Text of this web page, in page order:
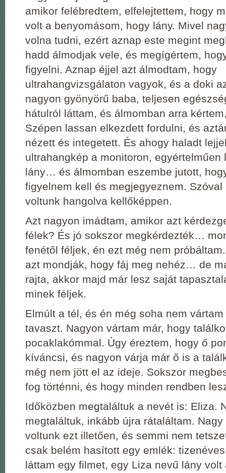
amikor felébredtem, elfelejtettem, hogy
volt a benyomásom, hogy lány. Mivel
volna tudni, ezért aznap este megint
hadd álmodjak vele, és megígértem,
figyelni. Aznap éjjel azt álmodtam, hogy
ultrahangvizsgálaton vagyok, és a doki
nagyon gyönyörű baba, teljesen
hátulról láttam, és álmomban arra
Szépen lassan elkezdett fordulni, és
nézett és integetett. És ahogy haladt
ultrahangkép a monitoron, egyértelműen
lány… és álmomban eszembe jutott,
figyelnem kell és megjegyeznem. Szóval
voltunk hangolva kellőképpen.
Azt nagyon imádtam, amikor azt
félek? És jó sokszor megkérdezték…
fenétől féljek, én ezt még nem
azt mondják, hogy fáj meg nehéz… de
rajta, akkor majd már lesz saját
minek féljek.
Elmúlt a tél, és én még soha nem
tavaszt. Nagyon vártam már, hogy
pocaklakómmal. Úgy éreztem, hogy ő
kíváncsi, és nagyon várja már ő is a
még nem jött el az ideje. Sokszor
fog történni, és hogy minden rendben
Időközben megtaláltuk a nevét is: Eliza.
megtaláltuk, inkább újra rátaláltam.
voltunk ezt illetően, és semmi nem
csak belém hasított egy emlék:
láttam egy filmet, egy Liza nevű lány